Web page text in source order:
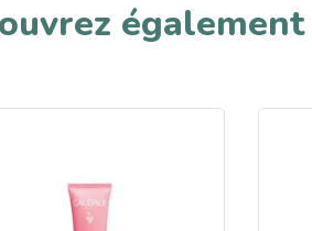
également